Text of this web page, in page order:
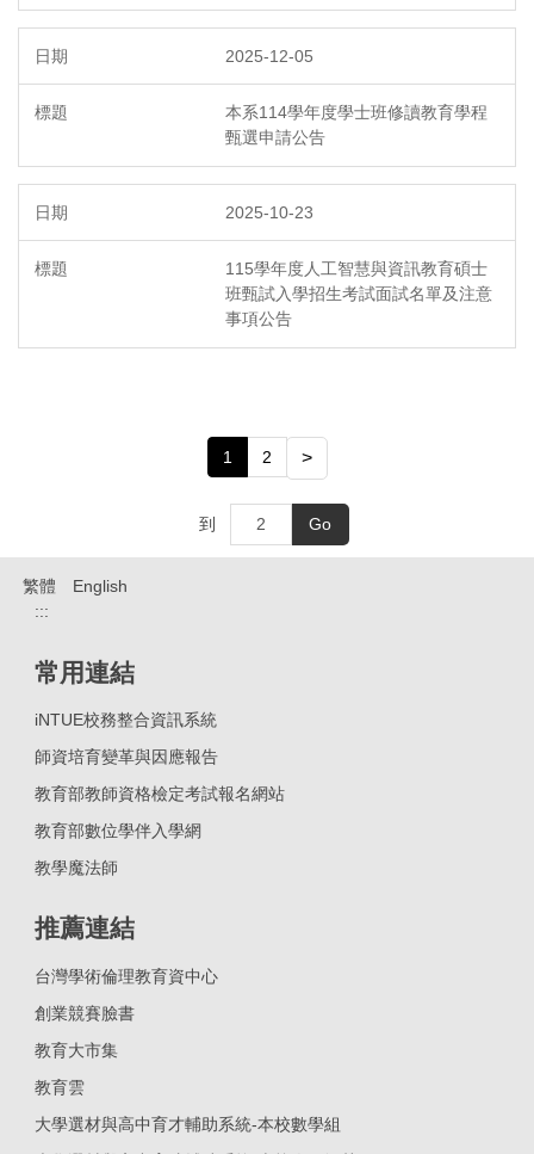
2025-12-05
本系114學年度學士班修讀教育學程
甄選申請公告
2025-10-23
115學年度人工智慧與資訊教育碩士
班甄試入學招生考試面試名單及注意
事項公告
1 2 >
到 Go
繁體
English
:::
常用連結
iNTUE校務整合資訊系統
師資培育變革與因應報告
教育部教師資格檢定考試報名網站
教育部數位學伴入學網
教學魔法師
推薦連結
台灣學術倫理教育資中心
創業競賽臉書
教育大市集
教育雲
大學選材與高中育才輔助系統-本校數學組